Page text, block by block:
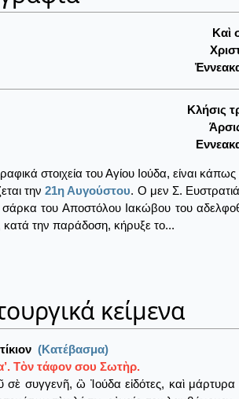
Καὶ
Kλήσις
στοιχεία του Αγίου Ιούδα, είναι
την21η Αυγούστου. Ο μεν Σ.
του Αποστόλου Ιακώβου του
κατά την παράδοση, κήρυξε το...
κείμενα
(Κατέβασμα)
Τὸν τάφον σου Σωτὴρ.
σὲ συγγενῆ, ὢ Ἰούδα εἰδότες, καὶ